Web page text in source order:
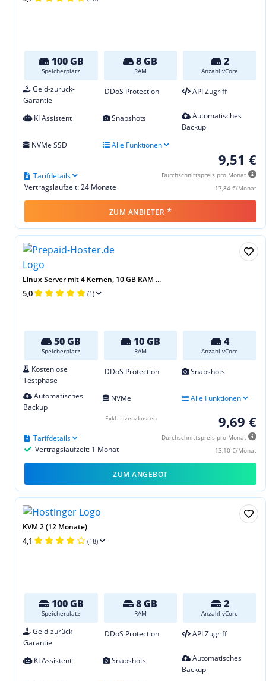
100 GB
Speicherplatz
8 GB
RAM
2
Anzahl vCore
Geld-zurück-
Garantie
DDoS Protection API Zugriff
KI Assistent Snapshots
Automatisches
Backup
NVMe SSD
Alle Funktionen
9,51 €
Durchschnittspreis pro Monat
17,84 €/Monat
Vertragslaufzeit: 24 Monate
Tarifdetails
ZUM ANBIETER *
Linux Server mit 4 Kernen, 10 GB RAM ...
5,0 (1)
50 GB
Speicherplatz
10 GB
RAM
4
Anzahl vCore
Kostenlose
Testphase
DDoS Protection Snapshots
Automatisches
Backup
NVMe Alle Funktionen
9,69 €
Durchschnittspreis pro Monat
13,10 €/Monat
Vertragslaufzeit: 1 Monat
Tarifdetails
Exkl. Lizenzkosten
ZUM ANGEBOT
KVM 2 (12 Monate)
4,1 (18)
100 GB
Speicherplatz
8 GB
RAM
2
Anzahl vCore
Geld-zurück-
Garantie
DDoS Protection API Zugriff
KI Assistent Snapshots
Automatisches
Backup